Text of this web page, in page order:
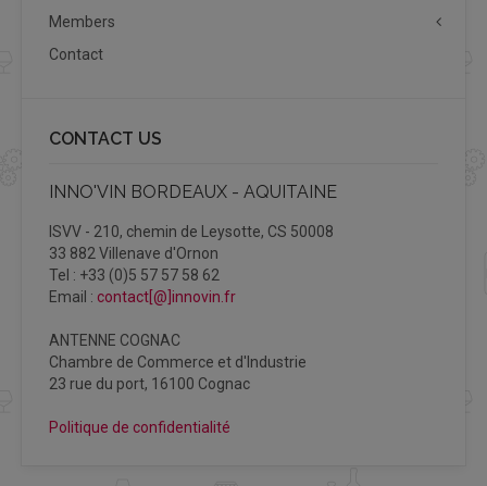
Members
Contact
CONTACT US
INNO'VIN BORDEAUX - AQUITAINE
ISVV - 210, chemin de Leysotte, CS 50008
33 882 Villenave d'Ornon
Tel : +33 (0)5 57 57 58 62
Email : contact[@]innovin.fr
ANTENNE COGNAC
Chambre de Commerce et d'Industrie
23 rue du port, 16100 Cognac
Politique de confidentialité